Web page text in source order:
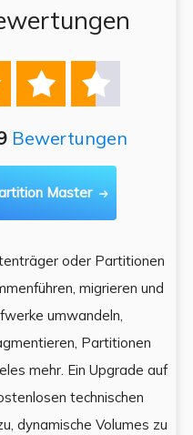
 
Bewertungen
Master 
oder Partitionen
migrieren und
umwandeln,
Partitionen
mehr. Ein Upgrade auf
technischen
dynamische Volumes zu